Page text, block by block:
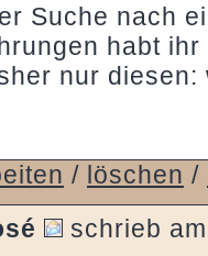
Suche nach
habt
nur
/ löschen /
schrieb